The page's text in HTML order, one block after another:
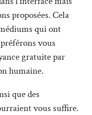
proposées. Cela
qui ont
vous
gratuite par
humaine.
que des
vous suffire.